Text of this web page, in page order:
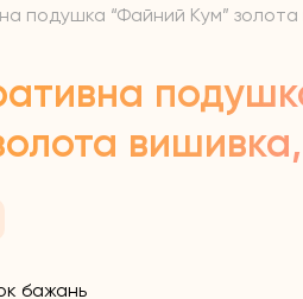
подушка “Файний Кум”
бажань